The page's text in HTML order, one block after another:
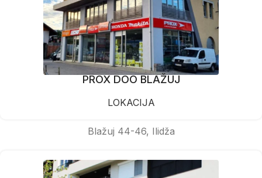
PROX DOO BLAŽUJ
LOKACIJA
Blažuj 44-46, Ilidža